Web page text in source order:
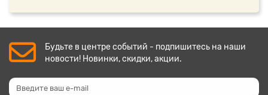
Будьте в центре событий - подпишитесь на наши
новости! Новинки, скидки, акции.